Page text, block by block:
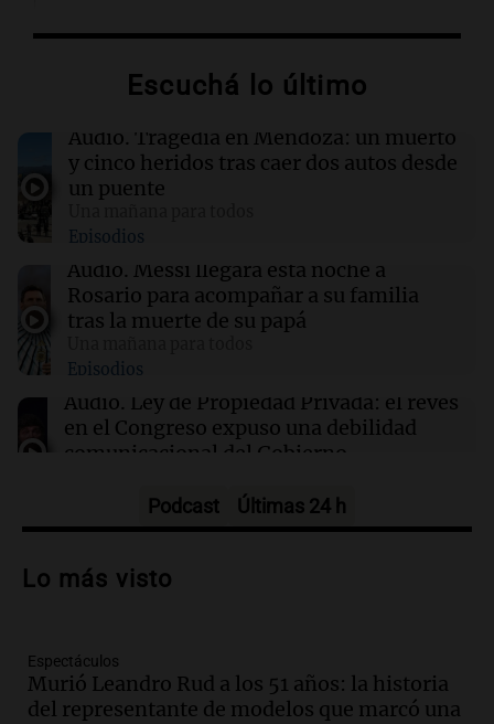
Una nutricionista derribó el mito del
Una mañana para todos
A sus 25 años, Mateo lucha contra el tiempo:
necesita un trasplante para poder seguir
14:00 Sociedad
Casi la mitad de quienes buscan ayuda en
templos lo hace por crisis económica
13:57 Una mañana para todos
Tragedia en Mendoza: un muerto y cinco
heridos tras caer dos autos desde un puente
Escuchá lo último
Audio. Tragedia en Mendoza: un muerto
y cinco heridos tras caer dos autos desde
un puente
Episodios
Audio. Messi llegará esta noche a
Rosario para acompañar a su familia
tras la muerte de su papá
Episodios
Audio. Ley de Propiedad Privada: el revés
en el Congreso expuso una debilidad
comunicacional del Gobierno
Audio.Casabindo se prepara para una
tradicional Toreo de la Vincha
Audio.
"Tres hombres se lo llevaron para
hacerle preguntas y nunca regresó"
Podcast Últimas 24 h
Lo más visto
Espectáculos
Murió Leandro Rud a los 51 años: la historia
del representante de modelos que marcó una